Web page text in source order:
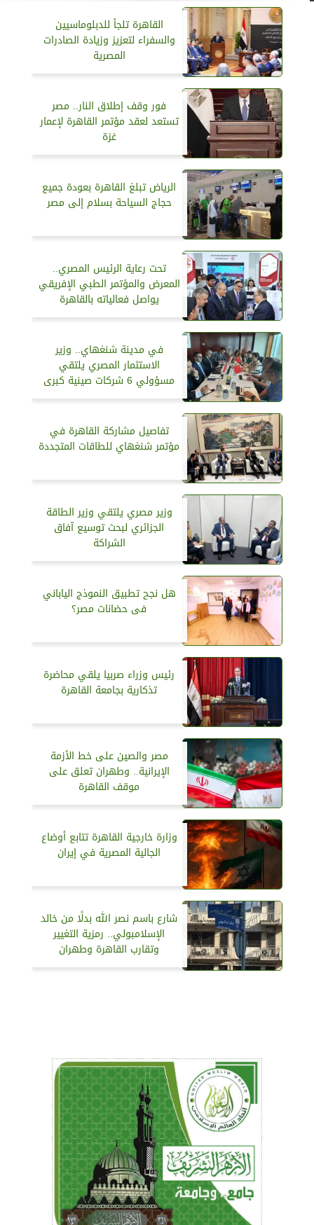
القاهرة تلجأ للدبلوماسيين
والسفراء لتعزيز وزيادة الصادرات
المصرية
فور وقف إطلاق النار.. مصر
تستعد لعقد مؤتمر القاهرة لإعمار
غزة
الرياض تبلغ القاهرة بعودة جميع
حجاج السياحة بسلام إلى مصر
تحت رعاية الرئيس المصري..
المعرض والمؤتمر الطبي الإفريقي
يواصل فعالياته بالقاهرة
في مدينة شنغهاي.. وزير
الاستثمار المصري يلتقي
مسؤولي 6 شركات صينية كبرى
تفاصيل مشاركة القاهرة في
مؤتمر شنغهاي للطاقات المتجددة
وزير مصري يلتقي وزير الطاقة
الجزائري لبحث توسيع آفاق
الشراكة
هل نجح تطبيق النموذج الياباني
فى حضانات مصر؟
رئيس وزراء صربيا يلقي محاضرة
تذكارية بجامعة القاهرة
مصر والصين على خط الأزمة
الإيرانية.. وطهران تعلق على
موقف القاهرة
وزارة خارجية القاهرة تتابع أوضاع
الجالية المصرية في إيران
شارع باسم نصر الله بدلًا من خالد
الإسلامبولي.. رمزية التغيير
وتقارب القاهرة وطهران